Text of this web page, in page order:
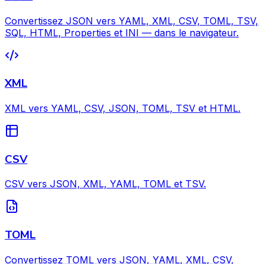
Convertissez JSON vers YAML, XML, CSV, TOML, TSV,
SQL, HTML, Properties et INI — dans le navigateur.
XML
XML vers YAML, CSV, JSON, TOML, TSV et HTML.
CSV
CSV vers JSON, XML, YAML, TOML et TSV.
TOML
Convertissez TOML vers JSON, YAML, XML, CSV,